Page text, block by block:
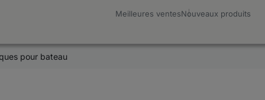
Meilleures ventesNouveaux produits
pour bateau